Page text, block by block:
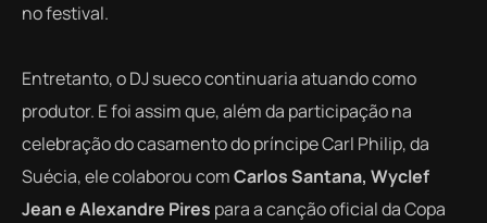
no festival.
Entretanto, o DJ sueco continuaria atuando como
produtor. E foi assim que, além da participação na
celebração do casamento do príncipe Carl Philip, da
Suécia, ele colaborou comCarlos Santana, Wyclef
Jean e Alexandre Pires para a canção oficial da Copa